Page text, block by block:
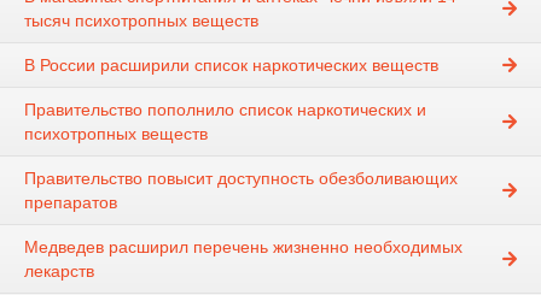
тысяч психотропных веществ
В России расширили список наркотических веществ
Правительство пополнило список наркотических и
психотропных веществ
Правительство повысит доступность обезболивающих
препаратов
Медведев расширил перечень жизненно необходимых
лекарств